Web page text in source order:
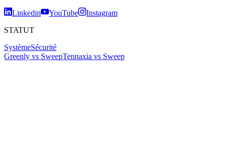
Linkedin YouTube
Instagram
STATUT
SystèmeSécurité
Greenly vs SweepTennaxia vs Sweep